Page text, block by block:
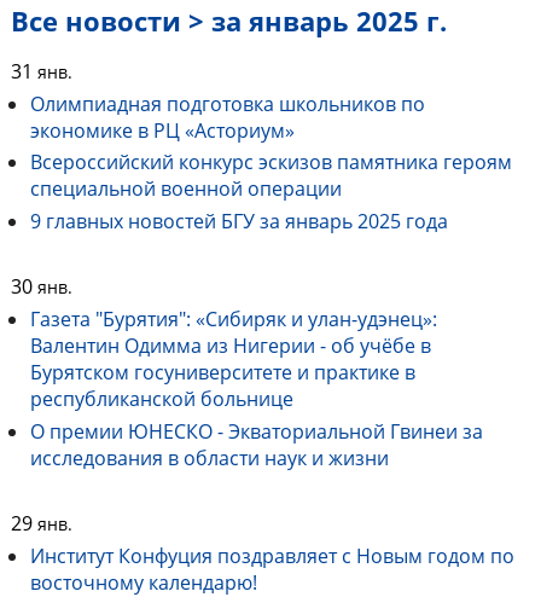
Все новости > за январь 2025 г.
31 янв.
Олимпиадная подготовка школьников по
экономике в РЦ «Асториум»
Всероссийский конкурс эскизов памятника героям
специальной военной операции
9 главных новостей БГУ за январь 2025 года
30 янв.
Газета "Бурятия": «Сибиряк и улан-удэнец»:
Валентин Одимма из Нигерии - об учёбе в
Бурятском госуниверситете и практике в
республиканской больнице
О премии ЮНЕСКО - Экваториальной Гвинеи за
исследования в области наук и жизни
29 янв.
Институт Конфуция поздравляет с Новым годом по
восточному календарю!